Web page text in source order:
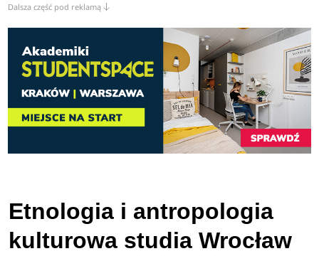
Dalsza część pod reklamą
Etnologia i antropologia
kulturowa studia Wrocław